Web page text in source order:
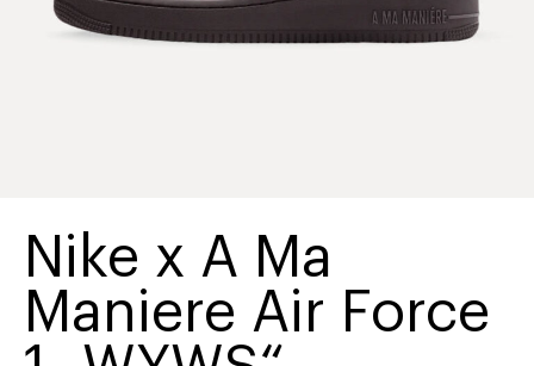
Nike x A Ma
Maniere Air Force